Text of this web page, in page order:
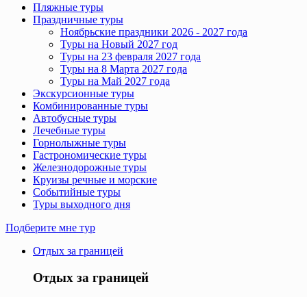
Пляжные туры
Праздничные туры
Ноябрьские праздники 2026 - 2027 года
Туры на Новый 2027 год
Туры на 23 февраля 2027 года
Туры на 8 Марта 2027 года
Туры на Май 2027 года
Экскурсионные туры
Комбинированные туры
Автобусные туры
Лечебные туры
Горнолыжные туры
Гастрономические туры
Железнодорожные туры
Круизы речные и морские
Событийные туры
Туры выходного дня
Подберите мне тур
Отдых за границей
Отдых за границей